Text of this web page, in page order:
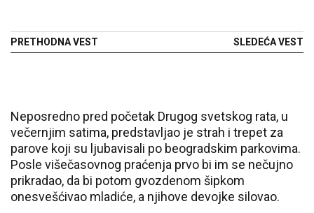
PRETHODNA VEST SLEDEĆA VEST
Neposredno pred početak Drugog svetskog rata, u
večernjim satima, predstavljao je strah i trepet za
parove koji su ljubavisali po beogradskim parkovima.
Posle višečasovnog praćenja prvo bi im se nečujno
prikradao, da bi potom gvozdenom šipkom
onesvešćivao mladiće, a njihove devojke silovao.